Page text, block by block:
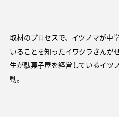
取材のプロセスで、イツノマが中
いることを知ったイワクラさんが
生が駄菓子屋を経営しているイツ
動。